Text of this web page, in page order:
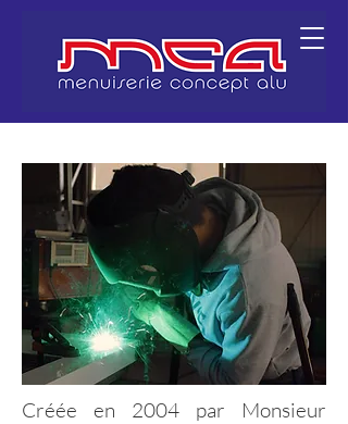
Créée en 2004 par Monsieur